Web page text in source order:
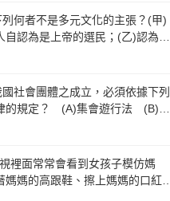
考團體
者不是多元文化的主張？(甲)
自認為是上帝的選民；(乙)認為文
的，並無優劣；(丙)達爾文的「優
(A)甲丙 (B)乙丁 (C)甲乙 (D)
會團體之成立，必須依據下列
的規定？ (A)集會遊行法 (B)公
(C)人民團體法 (D)民事訴訟法
裡面常常會看到女孩子模仿媽
媽媽的高跟鞋、擦上媽媽的口紅，
小大人一樣。這樣的模仿是學習社